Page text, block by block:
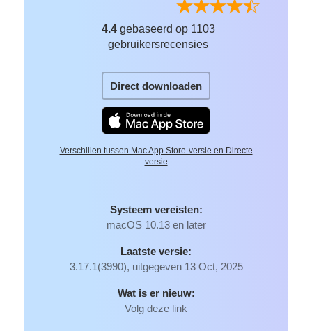
4.4gebaseerd op 1103
gebruikersrecensies
Direct downloaden
Verschillen tussen Mac App Store-versie en Directe
versie
Systeem vereisten:
macOS 10.13 en later
Laatste versie:
3.17.1(3990), uitgegeven 13 Oct, 2025
Wat is er nieuw:
Volg deze link